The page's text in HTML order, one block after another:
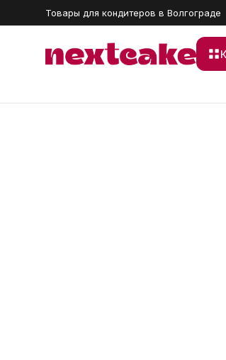
Товары для кондитеров в Волгограде